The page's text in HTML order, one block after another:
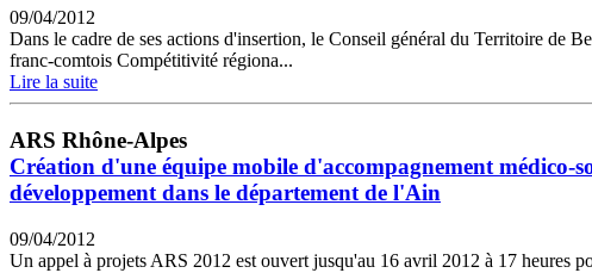
09/04/2012
Dans le cadre de ses actions d'insertion, le Conseil général du Territoire de
franc-comtois Compétitivité régiona...
Lire la suite
ARS Rhône-Alpes
Création d'une équipe mobile d'accompagnement
développement dans le département de l'Ain
09/04/2012
Un appel à projets ARS 2012 est ouvert jusqu'au 16 avril 2012 à 17 heures